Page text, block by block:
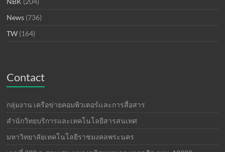
News (736)
TW (164)
Contact
กลุ่มงาน เครือข่ายคอมพิวเตอร์เเละการสื่อสาร
สำนักวิทยบริการและเทคโนโลยีสารสนเทศ
มหาวิทยาลัยเทคโนโลยีราชมงคลพระนคร